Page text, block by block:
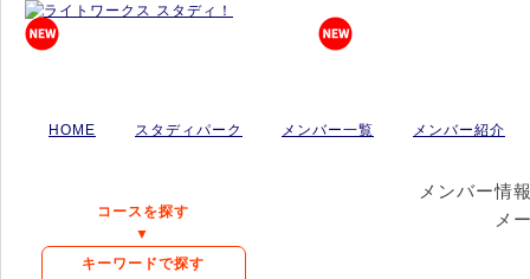
HOME スタディパーク メンバー一覧 メンバー紹介
コースを探す
▼
キーワードで探す
メンバー情
メ